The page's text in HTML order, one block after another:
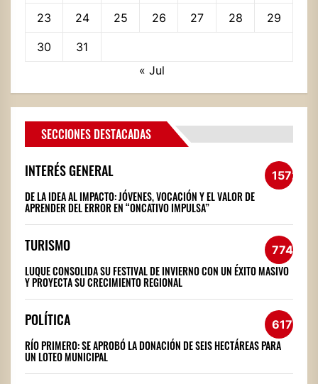
23 24 25 26 27 28 29
30
31
« Jul
SECCIONES DESTACADAS
INTERÉS GENERAL 1572
DE LA IDEA AL IMPACTO: JÓVENES, VOCACIÓN Y EL VALOR DE
APRENDER DEL ERROR EN “ONCATIVO IMPULSA”
TURISMO 774
LUQUE CONSOLIDA SU FESTIVAL DE INVIERNO CON UN ÉXITO MASIVO
Y PROYECTA SU CRECIMIENTO REGIONAL
POLÍTICA 617
RÍO PRIMERO: SE APROBÓ LA DONACIÓN DE SEIS HECTÁREAS PARA
UN LOTEO MUNICIPAL